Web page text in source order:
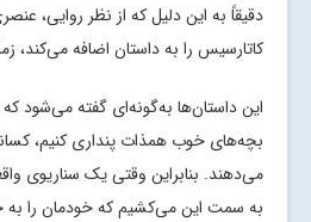
دقیقاً به این دلیل که از نظر روایی،
کاتارسیس را به داستان اضافه می‌کند،
این داستان‌ها به‌گونه‌ای گفته می‌شود که
بچه‌های خوب همذات پنداری کنیم،
می‌دهند. بنابراین وقتی یک سناریوی
به سمت این می‌کشیم که خودمان را به